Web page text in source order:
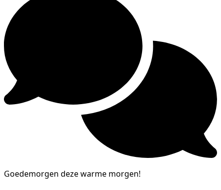
Goedemorgen deze warme morgen!